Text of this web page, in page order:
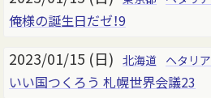
俺様の誕生日だゼ！9
2023/01/15 (日) 北海道 ヘタリア
いい国つくろう 札幌世界会議23